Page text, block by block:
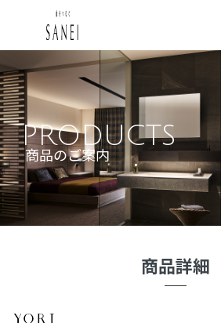
PRODUCTS
商品のご案内
商品詳細